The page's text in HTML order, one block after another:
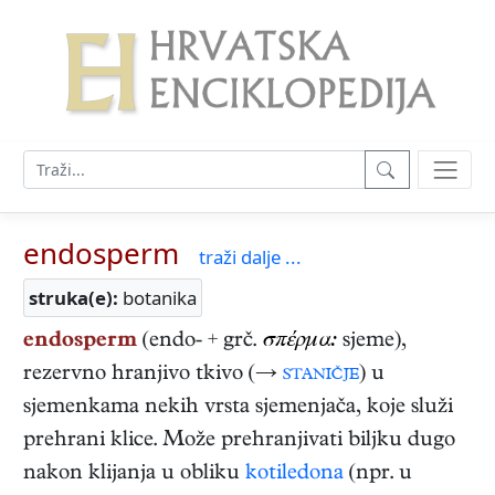
endosperm
traži dalje ...
struka(e): botanika
endosperm (endo- + grč. σπέρμα: sjeme),
rezervno hranjivo tkivo (→ staničje) u
sjemenkama nekih vrsta sjemenjača, koje služi
prehrani klice. Može prehranjivati biljku dugo
nakon klijanja u obliku kotiledona (npr. u